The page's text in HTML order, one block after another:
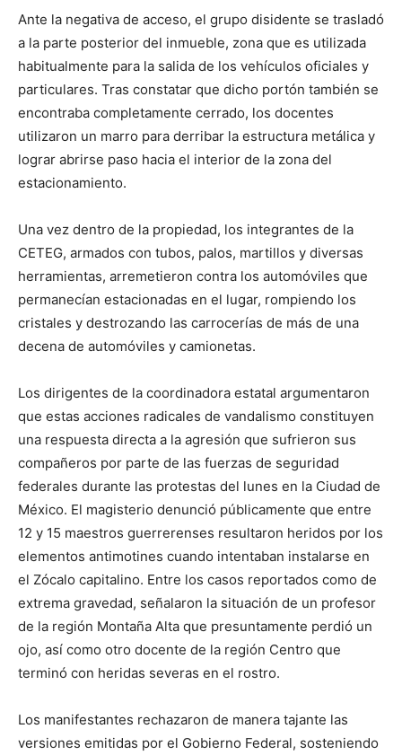
Ante la negativa de acceso, el grupo disidente se trasladó
a la parte posterior del inmueble, zona que es utilizada
habitualmente para la salida de los vehículos oficiales y
particulares. Tras constatar que dicho portón también se
encontraba completamente cerrado, los docentes
utilizaron un marro para derribar la estructura metálica y
lograr abrirse paso hacia el interior de la zona del
estacionamiento.
Una vez dentro de la propiedad, los integrantes de la
CETEG, armados con tubos, palos, martillos y diversas
herramientas, arremetieron contra los automóviles que
permanecían estacionadas en el lugar, rompiendo los
cristales y destrozando las carrocerías de más de una
decena de automóviles y camionetas.
Los dirigentes de la coordinadora estatal argumentaron
que estas acciones radicales de vandalismo constituyen
una respuesta directa a la agresión que sufrieron sus
compañeros por parte de las fuerzas de seguridad
federales durante las protestas del lunes en la Ciudad de
México. El magisterio denunció públicamente que entre
12 y 15 maestros guerrerenses resultaron heridos por los
elementos antimotines cuando intentaban instalarse en
el Zócalo capitalino. Entre los casos reportados como de
extrema gravedad, señalaron la situación de un profesor
de la región Montaña Alta que presuntamente perdió un
ojo, así como otro docente de la región Centro que
terminó con heridas severas en el rostro.
Los manifestantes rechazaron de manera tajante las
versiones emitidas por el Gobierno Federal, sosteniendo